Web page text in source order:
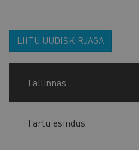
LIITU UUDISKIRJAGA
Tallinnas
Tartu esindus